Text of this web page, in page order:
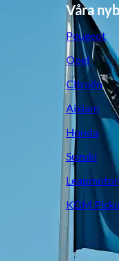
Våra
Peugeot
Opel
Citroën
Aixiam
Honda
Suzuki
Leapmotor
KGM